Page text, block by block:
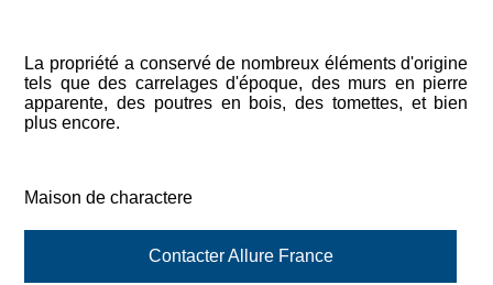
La propriété a conservé de nombreux éléments d'origine
tels que des carrelages d'époque, des murs en pierre
apparente, des poutres en bois, des tomettes, et bien
plus encore.
Maison de charactere
Contacter Allure France